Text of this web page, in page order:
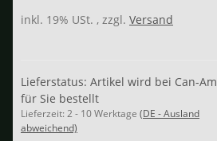
inkl. 19% USt. , zzgl. Versand
Lieferstatus: Artikel wird bei Can-Am
für Sie bestellt
Lieferzeit: 2 - 10 Werktage (DE - Ausland
abweichend)